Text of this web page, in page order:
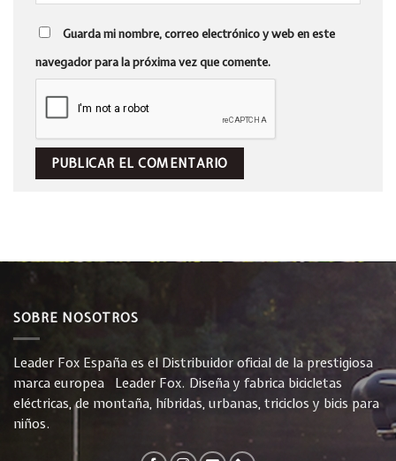
Guarda mi nombre, correo electrónico y web en este
navegador para la próxima vez que comente.
SOBRE NOSOTROS
Leader Fox España es el Distribuidor oficial de la prestigiosa
marca europea Leader Fox. Diseña y fabrica bicicletas
eléctricas, de montaña, híbridas, urbanas, triciclos y bicis para
niños.